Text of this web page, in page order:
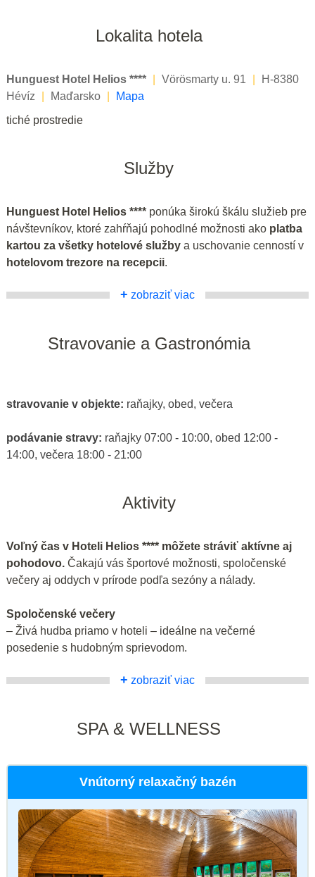
Lokalita hotela
Hunguest Hotel Helios **** Vörösmarty u. 91
H-8380
Hévíz
Maďarsko
Mapa
tiché prostredie
Služby
Hunguest Hotel Helios **** ponúka širokú škálu služieb pre
návštevníkov, ktoré zahŕňajú pohodlné možnosti ako platba
kartou za všetky hotelové služby a uschovanie cenností v
hotelovom trezore na recepcii.
+ zobraziť viac
Stravovanie a Gastronómia
stravovanie v objekte: raňajky, obed, večera
podávanie stravy: raňajky 07:00 - 10:00, obed 12:00 -
14:00, večera 18:00 - 21:00
Aktivity
Voľný čas v Hoteli Helios **** môžete stráviť aktívne aj
pohodovo. Čakajú vás športové možnosti, spoločenské
večery aj oddych v prírode podľa sezóny a nálady.
Spoločenské večery
– Živá hudba priamo v hoteli – ideálne na večerné
posedenie s hudobným sprievodom.
+ zobraziť viac
SPA & WELLNESS
Vnútorný relaxačný bazén